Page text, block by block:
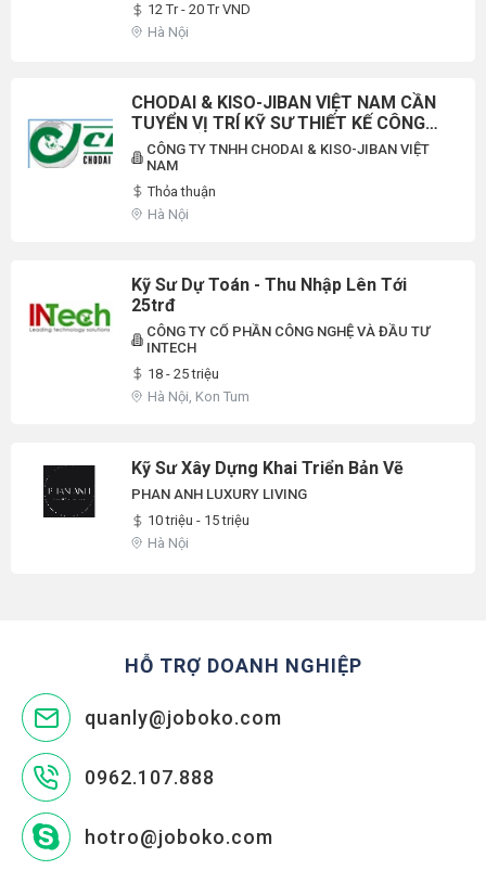
12 Tr - 20 Tr VND
Hà Nội
CHODAI & KISO-JIBAN VIỆT NAM CẦN
TUYỂN VỊ TRÍ KỸ SƯ THIẾT KẾ CÔNG
TRÌNH CẦU ĐƯỜNG
CÔNG TY TNHH CHODAI & KISO-JIBAN VIỆT
NAM
Thỏa thuận
Hà Nội
Kỹ Sư Dự Toán - Thu Nhập Lên Tới
25trđ
CÔNG TY CỔ PHẦN CÔNG NGHỆ VÀ ĐẦU TƯ
INTECH
18 - 25 triệu
Hà Nội, Kon Tum
Kỹ Sư Xây Dựng Khai Triển Bản Vẽ
PHAN ANH LUXURY LIVING
10 triệu - 15 triệu
Hà Nội
HỖ TRỢ DOANH NGHIỆP
quanly@joboko.com
0962.107.888
hotro@joboko.com